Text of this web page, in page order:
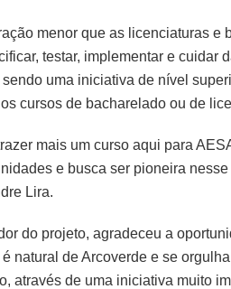
menor que as licenciaturas e
testar, implementar e cuidar
uma iniciativa de nível
cursos de bacharelado ou de
mais um curso aqui para
e busca ser pioneira
Lira.
do projeto, agradeceu a
natural de Arcoverde e se
através de uma iniciativa muito